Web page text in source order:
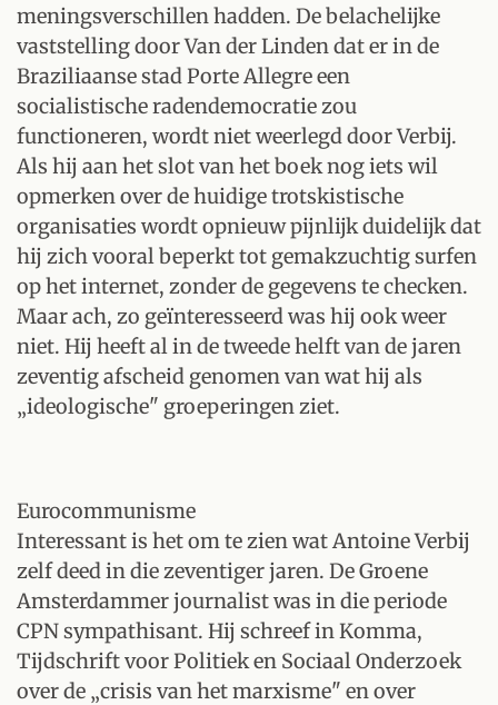
meningsverschillen hadden. De belachelijke
vaststelling door Van der Linden dat er in de
Braziliaanse stad Porte Allegre een
socialistische radendemocratie zou
functioneren, wordt niet weerlegd door Verbij.
Als hij aan het slot van het boek nog iets wil
opmerken over de huidige trotskistische
organisaties wordt opnieuw pijnlijk duidelijk dat
hij zich vooral beperkt tot gemakzuchtig surfen
op het internet, zonder de gegevens te checken.
Maar ach, zo geïnteresseerd was hij ook weer
niet. Hij heeft al in de tweede helft van de jaren
zeventig afscheid genomen van wat hij als
„ideologische" groeperingen ziet.
Eurocommunisme
Interessant is het om te zien wat Antoine Verbij
zelf deed in die zeventiger jaren. De Groene
Amsterdammer journalist was in die periode
CPN sympathisant. Hij schreef in Komma,
Tijdschrift voor Politiek en Sociaal Onderzoek
over de „crisis van het marxisme" en over